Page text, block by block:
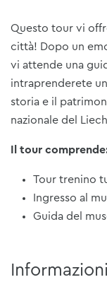
Questo tour vi
città! Dopo un
vi attende una
intraprenderete
storia e il
nazionale del
Il tour
Tour trenino
Ingresso al
Guida del